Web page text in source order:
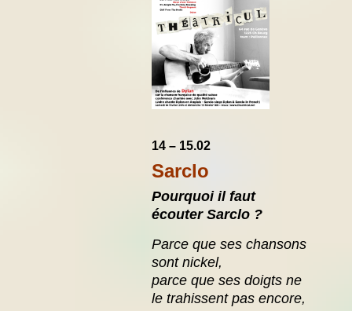
14 – 15.02
Sarclo
Pourquoi il faut
écouter Sarclo ?
Parce que ses chansons
sont nickel,
parce que ses doigts ne
le trahissent pas encore,